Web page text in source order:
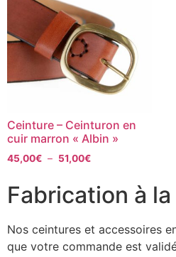
Ceinture – Ceinturon en
cuir marron « Albin »
45,00€ – 51,00€
Fabrication à
Nos ceintures et accessoires
que votre commande est